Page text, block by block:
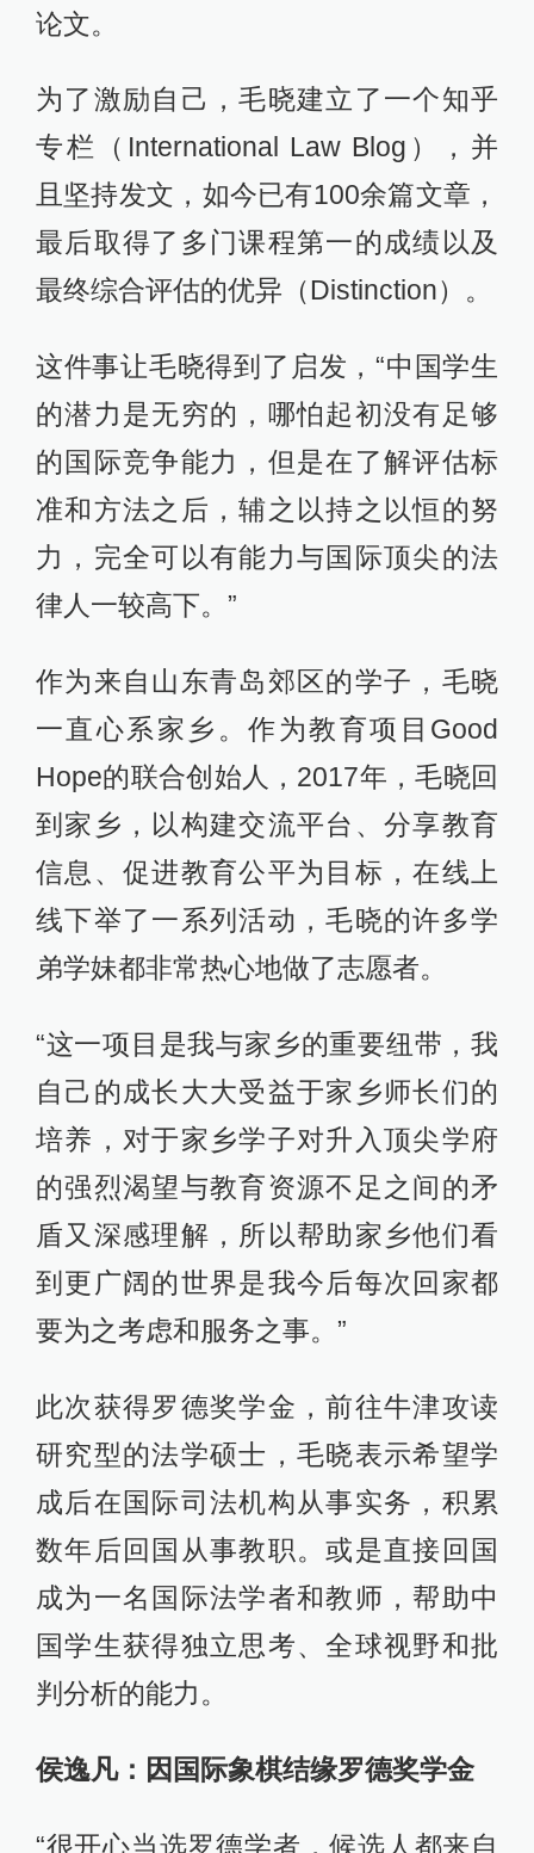
论文。
为了激励自己，毛晓建立了一个知乎
专栏（International Law Blog），并
且坚持发文，如今已有100余篇文章，
最后取得了多门课程第一的成绩以及
最终综合评估的优异（Distinction）。
这件事让毛晓得到了启发，“中国学生
的潜力是无穷的，哪怕起初没有足够
的国际竞争能力，但是在了解评估标
准和方法之后，辅之以持之以恒的努
力，完全可以有能力与国际顶尖的法
律人一较高下。”
作为来自山东青岛郊区的学子，毛晓
一直心系家乡。作为教育项目Good
Hope的联合创始人，2017年，毛晓回
到家乡，以构建交流平台、分享教育
信息、促进教育公平为目标，在线上
线下举了一系列活动，毛晓的许多学
弟学妹都非常热心地做了志愿者。
“这一项目是我与家乡的重要纽带，我
自己的成长大大受益于家乡师长们的
培养，对于家乡学子对升入顶尖学府
的强烈渴望与教育资源不足之间的矛
盾又深感理解，所以帮助家乡他们看
到更广阔的世界是我今后每次回家都
要为之考虑和服务之事。”
此次获得罗德奖学金，前往牛津攻读
研究型的法学硕士，毛晓表示希望学
成后在国际司法机构从事实务，积累
数年后回国从事教职。或是直接回国
成为一名国际法学者和教师，帮助中
国学生获得独立思考、全球视野和批
判分析的能力。
侯逸凡：因国际象棋结缘罗德奖学金
“很开心当选罗德学者，候选人都来自